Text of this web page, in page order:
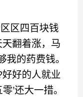
区四百块钱
翻着涨，马
我的药费钱。
好的人就业
’还大一措。